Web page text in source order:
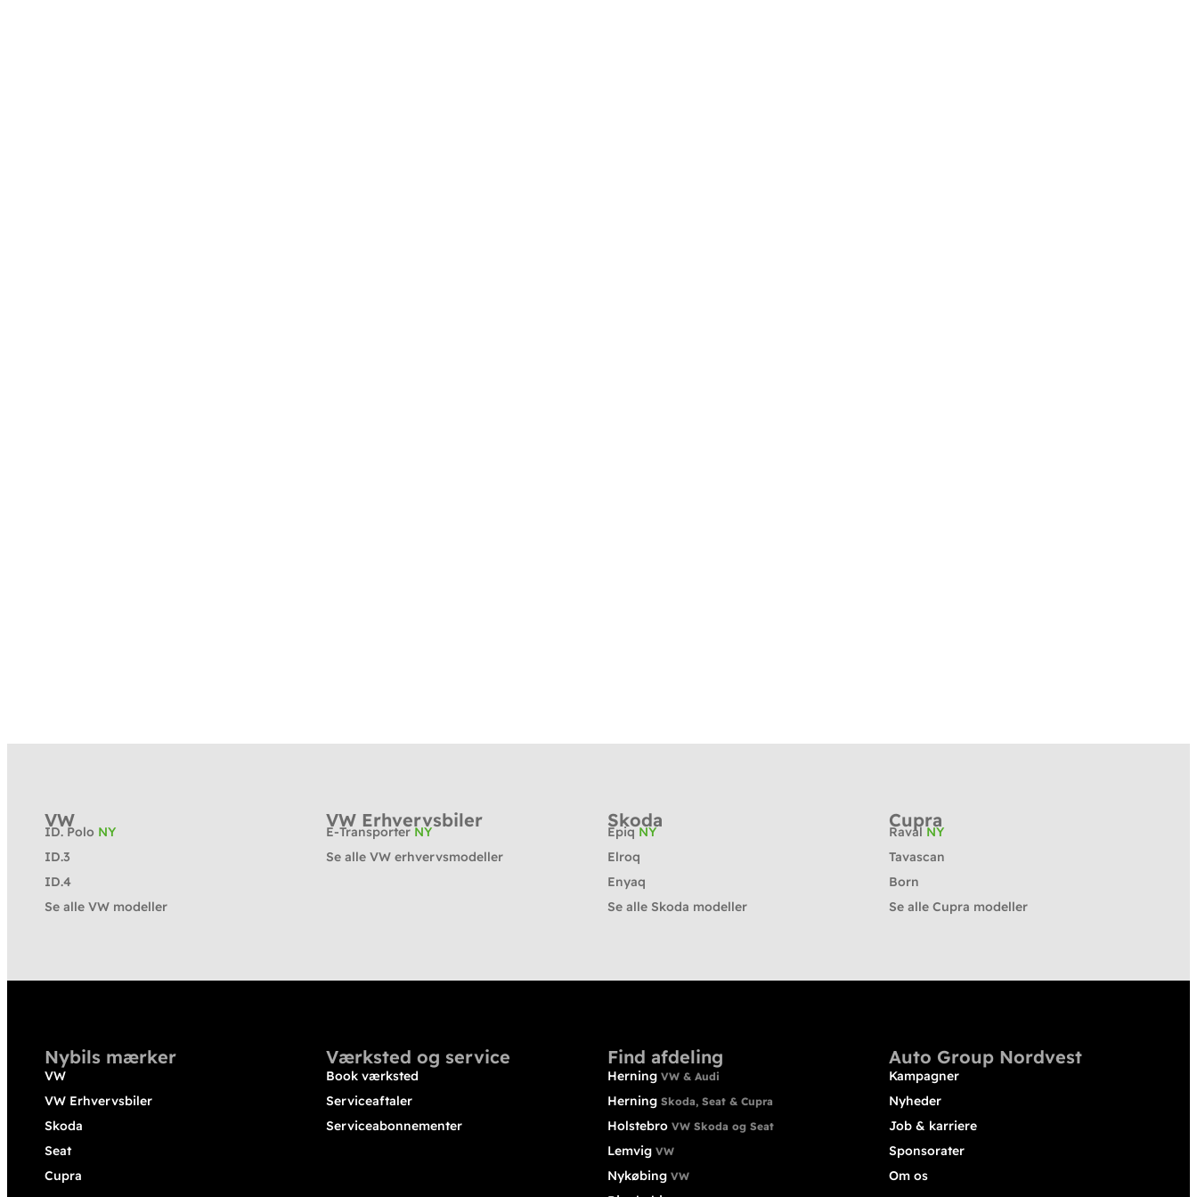
VW
ID. Polo NY
ID.3
ID.4
Se alle VW modeller
VW Erhvervsbiler
E-TransporterNY
Se alle VW erhvervsmodeller
Skoda
EpiqNY
Elroq
Enyaq
Se alle Skoda modeller
Cupra
RavalNY
Tavascan
Born
Se alle Cupra modeller
Nybils mærker
VW
VW Erhvervsbiler
Skoda
Seat
Cupra
Værksted og service
Book værksted
Serviceaftaler
Serviceabonnementer
Find afdeling
Herning VW & Audi
Herning Skoda, Seat & Cupra
Holstebro VW Skoda og Seat
Lemvig VW
Nykøbing VW
Auto Group Nordvest
Kampagner
Nyheder
Job & karriere
Sponsorater
Om os